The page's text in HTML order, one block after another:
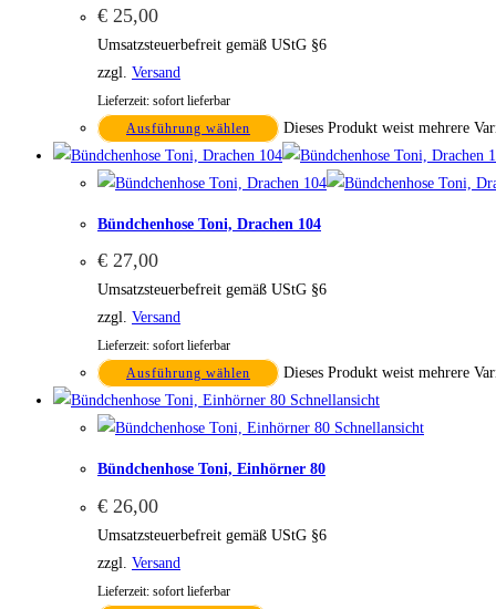
€ 25,00
Umsatzsteuerbefreit gemäß UStG §6
zzgl. Versand
Lieferzeit: sofort lieferbar
Ausführung wählen Dieses Produkt weist mehrere
Bündchenhose Toni, Drachen 104
€ 27,00
Umsatzsteuerbefreit gemäß UStG §6
zzgl. Versand
Lieferzeit: sofort lieferbar
Ausführung wählen
Dieses Produkt weist mehrere
Schnellansicht
Schnellansicht
Bündchenhose Toni, Einhörner 80
€ 26,00
Umsatzsteuerbefreit gemäß UStG §6
zzgl. Versand
Lieferzeit: sofort lieferbar